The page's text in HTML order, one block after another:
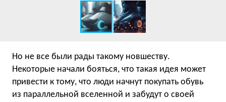
Но не все были рады такому новшеству.
Некоторые начали бояться, что такая идея может
привести к тому, что люди начнут покупать обувь
из параллельной вселенной и забудут о своей